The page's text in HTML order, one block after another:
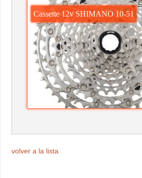
Cassette 12v SHIMANO 10-51
volver a la lista